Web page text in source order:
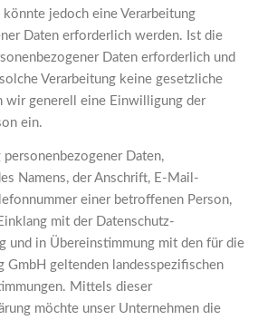
könnte jedoch eine Verarbeitung
Daten erforderlich werden. Ist die
Daten erforderlich und
Verarbeitung keine gesetzliche
wir generell eine Einwilligung der
ein.
personenbezogener Daten,
Namens, der Anschrift, E-Mail-
einer betroffenen Person,
mit der Datenschutz-
und in Übereinstimmung mit den für die
GmbH geltenden landesspezifischen
Mittels dieser
möchte unser Unternehmen die